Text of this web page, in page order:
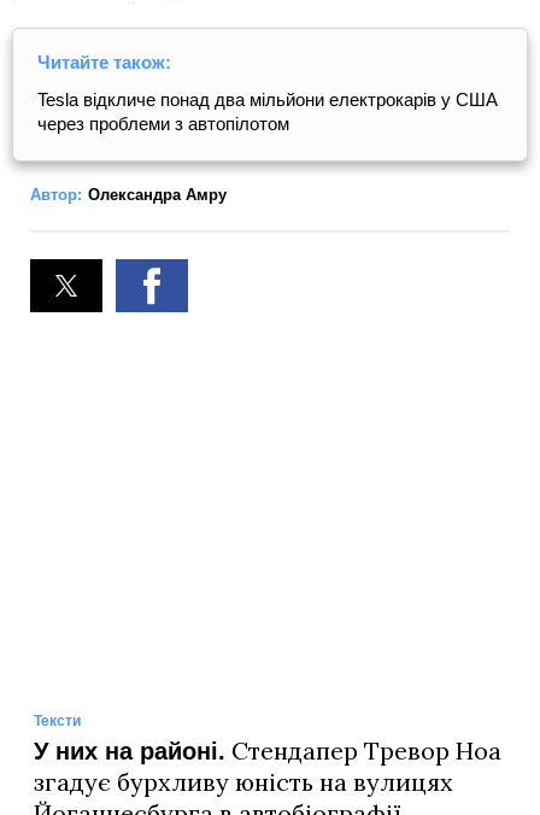
Читайте також:
Tesla відкличе понад два мільйони електрокарів у США
через проблеми з автопілотом
Автор: Олександра Амру